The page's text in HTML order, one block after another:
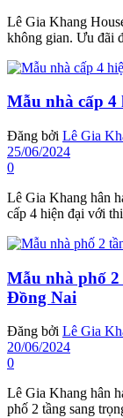
Lê Gia Khang
không gian. Ưu đãi
Mẫu nhà cấp
Đăng bởi Lê Gia
25/06/2024
0
Lê Gia Khang hân
cấp 4 hiện đại với
Mẫu nhà phố
Đồng Nai
Đăng bởi Lê Gia
20/06/2024
0
Lê Gia Khang hân
phố 2 tầng sang